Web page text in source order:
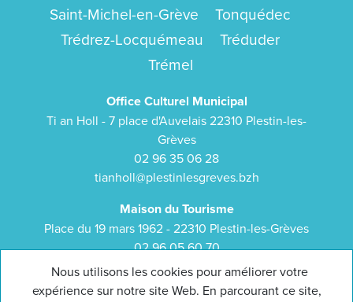
Nous utilisons les cookies pour améliorer votre
expérience sur notre site Web. En parcourant ce site,
Saint-Michel-en-Grève
Tonquédec
Trédrez-Locquémeau
Tréduder
Trémel
Office Culturel Municipal
Ti an Holl - 7 place d'Auvelais 22310 Plestin-les-
Grèves
02 96 35 06 28
tianholl@plestinlesgreves.bzh
Maison du Tourisme
Place du 19 mars 1962 - 22310 Plestin-les-Grèves
02 96 05 60 70
bretagne-cotedegranitrose.com